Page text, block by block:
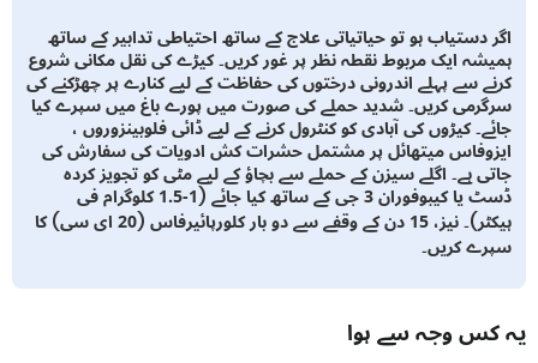
دستیاب ہو تو حیاتیاتی علاج کے ساتھ احتیاطی تدابیر کے ساتھ
ایک مربوط نقطہ نظر پر غور کریں۔ کیڑے کی نقل مکانی شروع
سے پہلے اندرونی درختوں کی حفاظت کے لیے کنارے پر چھڑکنے کی
کریں۔ شدید حملے کی صورت میں پورے باغ میں سپرے کیا
کیڑوں کی آبادی کو کنٹرول کرنے کے لیے ڈائی فلوبینزوروں ،
میتھائل پر مشتمل حشرات کش ادویات کی سفارش کی
ہے۔ اگلے سیزن کے حملے سے بچاؤ کے لیے مٹی کو تجویز کردہ
ڈسٹ یا کیبوفوران 3 جی کے ساتھ کیا جائے (1-1.5 کلوگرام فی
ہیکٹر)۔ نیز، 15 دن کے وقفے سے دو بار کلورپائیرفاس (20 ای سی) کا
کریں۔
وجہ سے ہوا